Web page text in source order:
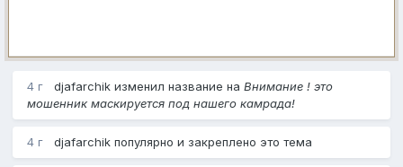
4 г djafarchik изменил название на Внимание ! это
мошенник маскируется под нашего камрада!
4 г djafarchik популярно и закреплено это тема